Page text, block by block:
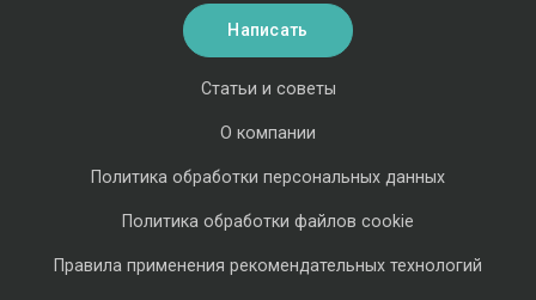
Статьи и советы
О компании
Политика обработки персональных данных
Политика обработки файлов cookie
Правила применения рекомендательных технологий
Написать